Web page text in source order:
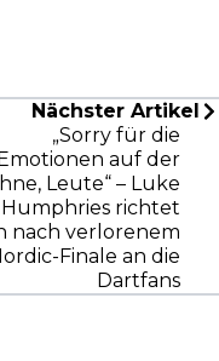
Nächster Artikel
„Sorry für die
auf der
Leute“ – Luke
Humphries richtet
nach verlorenem
Finale an die
Dartfans